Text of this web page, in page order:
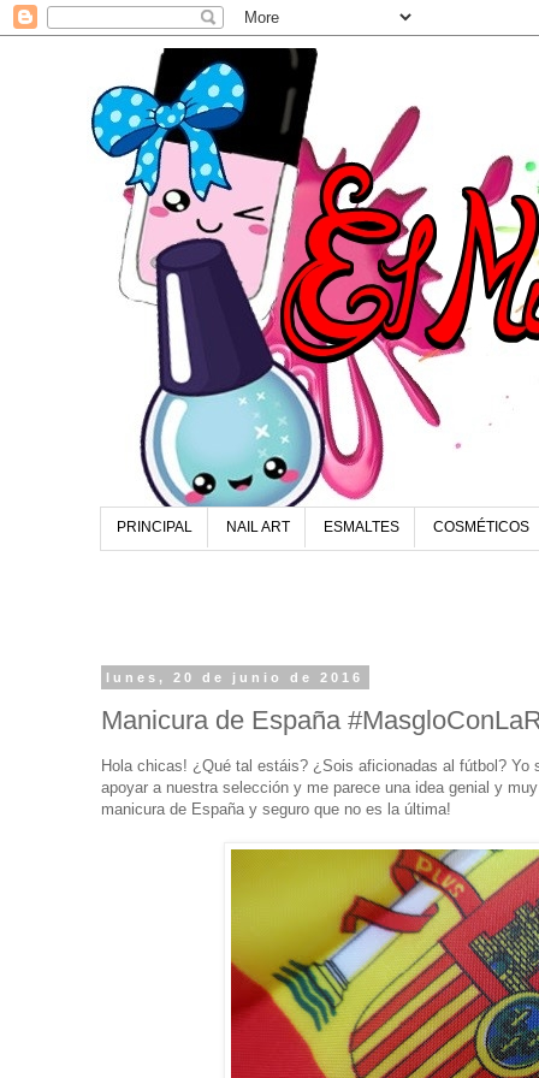
PRINCIPAL NAIL ART ESMALTES COSMÉTICOS
lunes, 20 de junio de 2016
Manicura de España
Hola chicas! ¿Qué tal estáis? ¿Sois aficionadas al fútbol?
apoyar a nuestra selección y me parece una idea genial y
manicura de España y seguro que no es la última!